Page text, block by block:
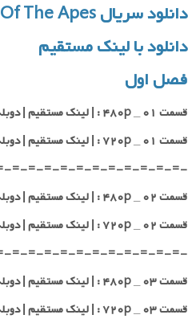
دانلود سریال Kong King Of The Apes
دانلود با لینک مستقیم
فصل اول
قسمت ۰۱ _ ۴۸۰p : | لینک مستقیم | دوبله فارسی | Family
قسمت ۰۱ _ ۷۲۰p : | لینک مستقیم | دوبله فارسی | Family
=-=-=-=-=-=-=-=-=-=-=-
قسمت ۰۲ _ ۴۸۰p : | لینک مستقیم | دوبله فارسی | Family
قسمت ۰۲ _ ۷۲۰p : | لینک مستقیم | دوبله فارسی | Family
=-=-=-=-=-=-=-=-=-=-=-
قسمت ۰۳ _ ۴۸۰p : | لینک مستقیم | دوبله فارسی | Family
قسمت ۰۳ _ ۷۲۰p : | لینک مستقیم | دوبله فارسی | Family